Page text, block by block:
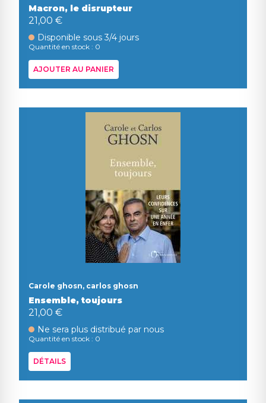
Macron, le disrupteur
21,00 €
Disponible sous 3/4 jours
Quantité en stock : 0
AJOUTER AU PANIER
Carole ghosn, carlos ghosn
Ensemble, toujours
21,00 €
Ne sera plus distribué par nous
Quantité en stock : 0
DÉTAILS